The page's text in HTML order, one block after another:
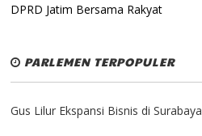
DPRD Jatim Bersama Rakyat
PARLEMEN TERPOPULER
Gus Lilur Ekspansi Bisnis di Surabaya